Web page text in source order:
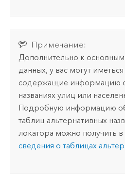
Примечание:
Дополнительно к
данных, у вас могут
содержащие информацию
названиях улиц или
Подробную информацию
таблиц альтернативных
локатора можно получить
сведения о таблицах